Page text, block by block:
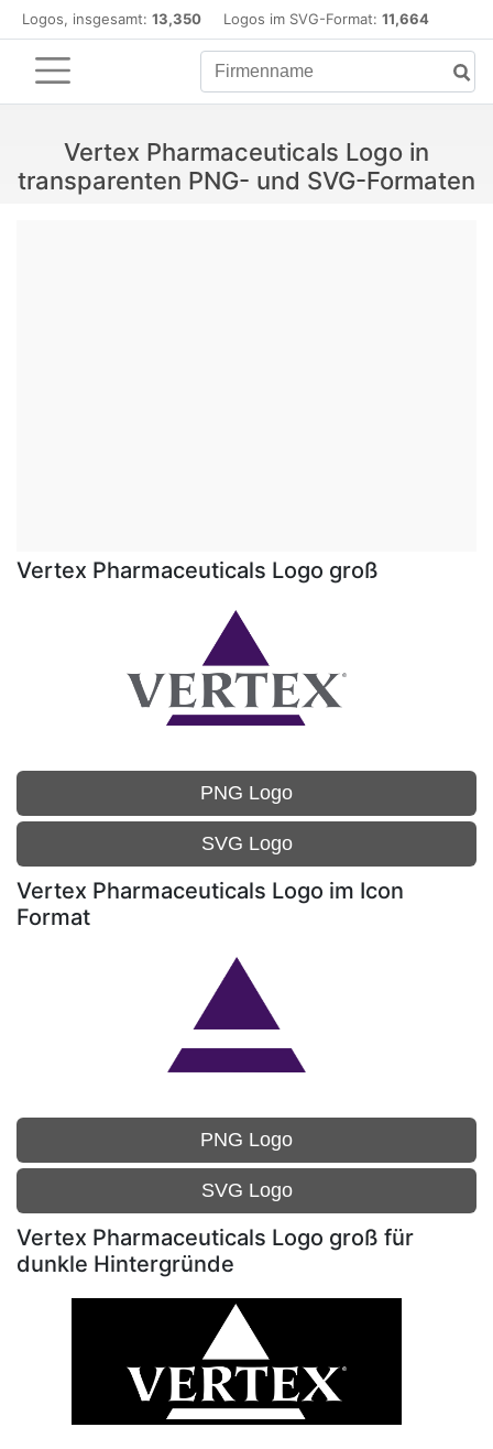
Logos, insgesamt: 13,350 Logos im SVG-Format: 11,664
Vertex Pharmaceuticals Logo in
transparenten PNG- und SVG-Formaten
Vertex Pharmaceuticals Logo groß
PNG Logo
SVG Logo
Vertex Pharmaceuticals Logo im Icon
Format
PNG Logo
SVG Logo
Vertex Pharmaceuticals Logo groß für
dunkle Hintergründe